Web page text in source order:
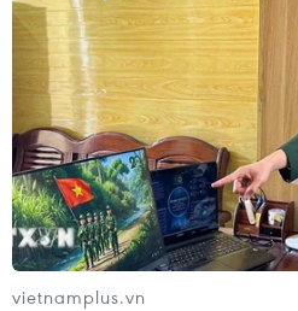
Lịch thi đấu ASEAN Cup
7/8: Việt Nam hướng đến
07/08/2026 00:07
Công Phượng gặp thử thách
trong ngày tái xuất V-
06/08/2026 11:49
vietnamplus.vn